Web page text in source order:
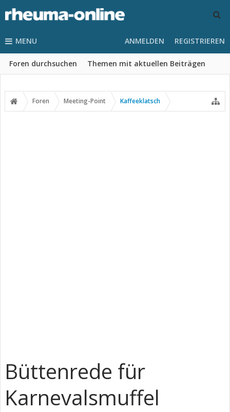
MENU
Foren durchsuchen Themen mit aktuellen Beiträgen
ANMELDEN REGISTRIEREN
Foren Meeting-Point Kaffeeklatsch
Büttenrede für
Karnevalsmuffel